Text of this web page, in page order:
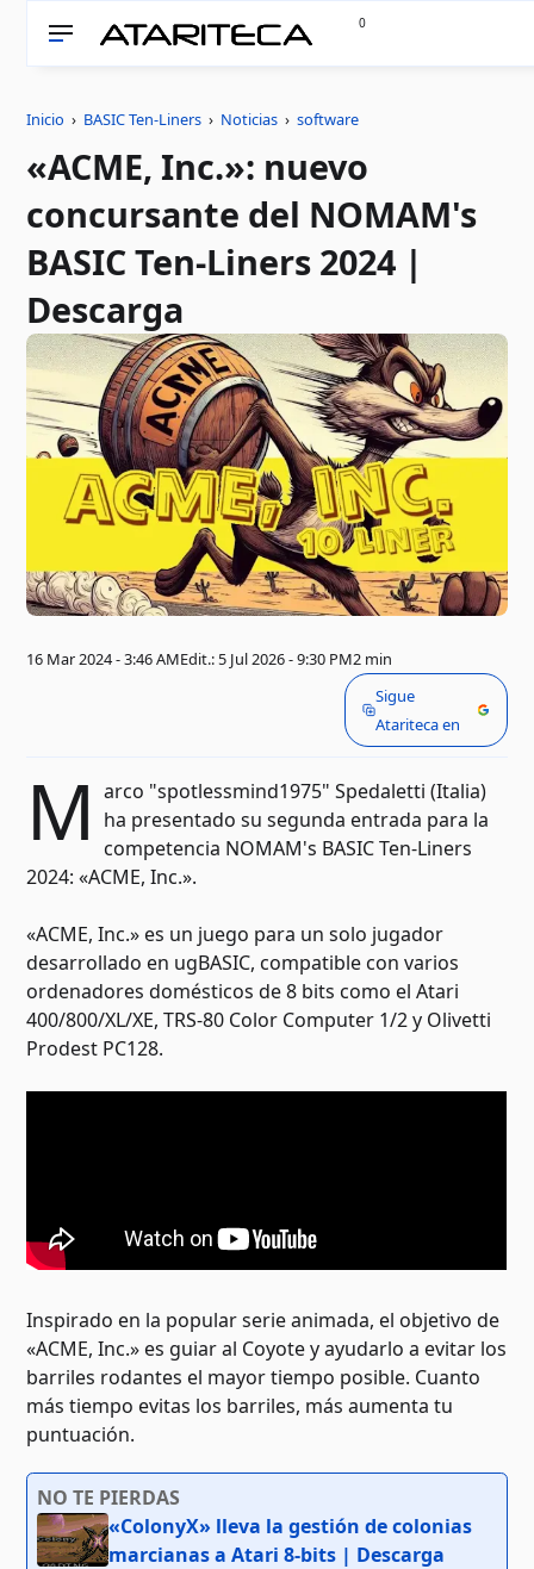
0
Inicio › BASIC Ten-Liners › Noticias ›software
«ACME, Inc.»: nuevo
concursante del NOMAM's
BASIC Ten-Liners 2024 |
Descarga
16 Mar 2024 - 3:46 AMEdit.: 5 Jul 2026 - 9:30 PM2 min
Sigue
Atariteca en
M arco "spotlessmind1975" Spedaletti (Italia)
ha presentado su segunda entrada para la
competencia NOMAM's BASIC Ten-Liners
2024: «ACME, Inc.».
«ACME, Inc.» es un juego para un solo jugador
desarrollado en ugBASIC, compatible con varios
ordenadores domésticos de 8 bits como el Atari
400/800/XL/XE, TRS-80 Color Computer 1/2 y Olivetti
Prodest PC128.
Inspirado en la popular serie animada, el objetivo de
«ACME, Inc.» es guiar al Coyote y ayudarlo a evitar los
barriles rodantes el mayor tiempo posible. Cuanto
más tiempo evitas los barriles, más aumenta tu
puntuación.
NO TE PIERDAS
«ColonyX» lleva la gestión de colonias
marcianas a Atari 8-bits | Descarga